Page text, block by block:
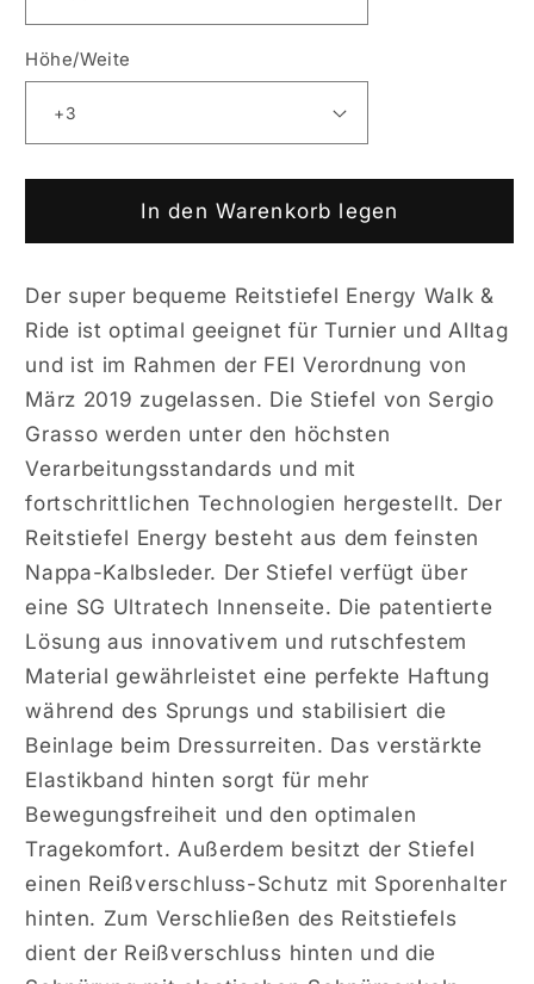
Höhe/Weite
In den Warenkorb legen
Der super bequeme Reitstiefel Energy Walk &
Ride ist optimal geeignet für Turnier und Alltag
und ist im Rahmen der FEI Verordnung von
März 2019 zugelassen. Die Stiefel von Sergio
Grasso werden unter den höchsten
Verarbeitungsstandards und mit
fortschrittlichen Technologien hergestellt. Der
Reitstiefel Energy besteht aus dem feinsten
Nappa-Kalbsleder. Der Stiefel verfügt über
eine SG Ultratech Innenseite. Die patentierte
Lösung aus innovativem und rutschfestem
Material gewährleistet eine perfekte Haftung
während des Sprungs und stabilisiert die
Beinlage beim Dressurreiten. Das verstärkte
Elastikband hinten sorgt für mehr
Bewegungsfreiheit und den optimalen
Tragekomfort. Außerdem besitzt der Stiefel
einen Reißverschluss-Schutz mit Sporenhalter
hinten. Zum Verschließen des Reitstiefels
dient der Reißverschluss hinten und die